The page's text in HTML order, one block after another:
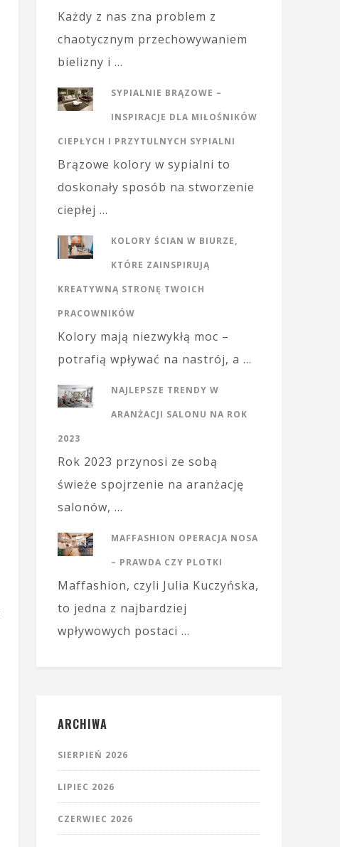
Każdy z nas zna problem z
chaotycznym przechowywaniem
bielizny i …
SYPIALNIE BRĄZOWE –
INSPIRACJE DLA MIŁOŚNIKÓW
CIEPŁYCH I PRZYTULNYCH SYPIALNI
Brązowe kolory w sypialni to
doskonały sposób na stworzenie
ciepłej …
KOLORY ŚCIAN W BIURZE,
KTÓRE ZAINSPIRUJĄ
KREATYWNĄ STRONĘ TWOICH
PRACOWNIKÓW
Kolory mają niezwykłą moc –
potrafią wpływać na nastrój, a …
NAJLEPSZE TRENDY W
ARANŻACJI SALONU NA ROK
2023
Rok 2023 przynosi ze sobą
świeże spojrzenie na aranżację
salonów, …
MAFFASHION OPERACJA NOSA
– PRAWDA CZY PLOTKI
Maffashion, czyli Julia Kuczyńska,
to jedna z najbardziej
wpływowych postaci …
ARCHIWA
SIERPIEŃ 2026
LIPIEC 2026
CZERWIEC 2026